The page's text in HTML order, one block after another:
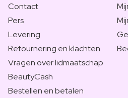
Contact
Pers
Levering
Retournering en klachten
Vragen over lidmaatschap
BeautyCash
Bestellen en betalen